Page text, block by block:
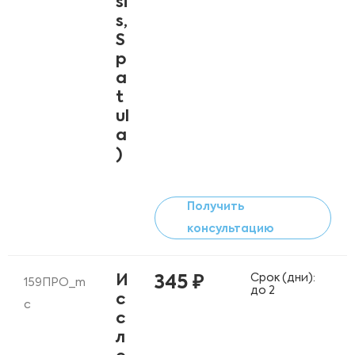
si
s,
S
p
a
t
ul
a
)
Получить
консультацию
159ПРО_m
c
И
с
с
л
345 ₽
Срок (дни):
до 2